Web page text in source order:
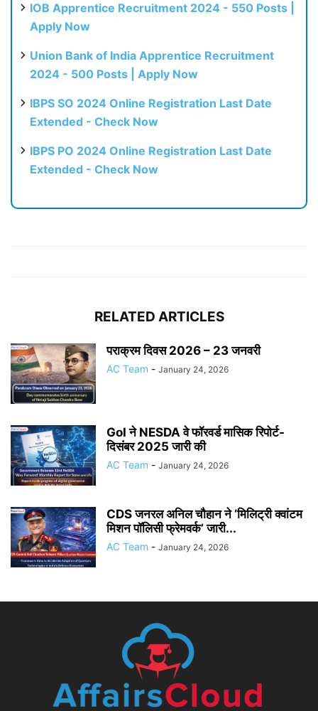
IOB Apprentice Recruitment 2024 - 550 Posts |
Apply Now
Union Bank of India Apprentice Recruitment
2024 - 500 Posts | Apply Now
IBPS SO 2024 Online Registration Last Date
Extended - Check Now
IBPS PO 2024 Online Registration Last Date
Extended - Check Now
RELATED ARTICLES
पराक्रम दिवस 2026 – 23 जनवरी
AC Team - January 24, 2026
GoI ने NESDA वे फॉरवर्ड मासिक रिपोर्ट-
दिसंबर 2025 जारी की
AC Team - January 24, 2026
CDS जनरल अनिल चौहान ने ‘मिलिट्री क्वांटम
मिशन पॉलिसी फ्रेमवर्क’ जारी...
AC Team - January 24, 2026